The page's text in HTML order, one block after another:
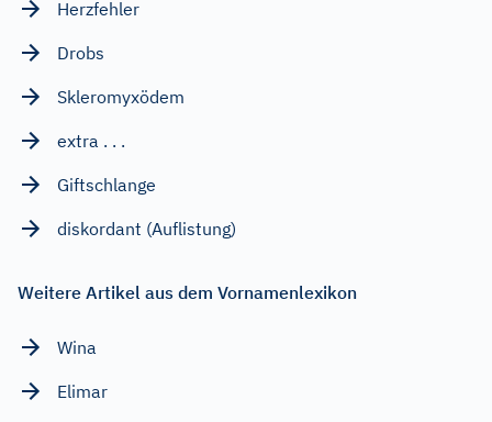
Herzfehler
Drobs
Skleromyxödem
extra . . .
Giftschlange
diskordant (Auflistung)
Weitere Artikel aus dem Vornamenlexikon
Wina
Elimar